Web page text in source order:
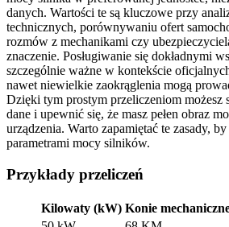
danych. Wartości te są kluczowe przy
technicznych, porównywaniu ofert
rozmów z mechanikami czy
znaczenie. Posługiwanie się dokładnymi
szczególnie ważne w kontekście
nawet niewielkie zaokrąglenia mogą
Dzięki tym prostym przeliczeniom
dane i upewnić się, że masz pełen obraz
urządzenia. Warto zapamiętać te zasady,
parametrami mocy silników.
Przykłady przeliczeń
Kilowaty (kW) Konie